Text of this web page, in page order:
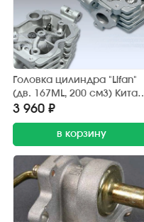
Головка цилиндра "Lifan"
(дв. 167ML, 200 см3) Китай
(без клапанов) BASHAN
3 960 ₽
в корзину